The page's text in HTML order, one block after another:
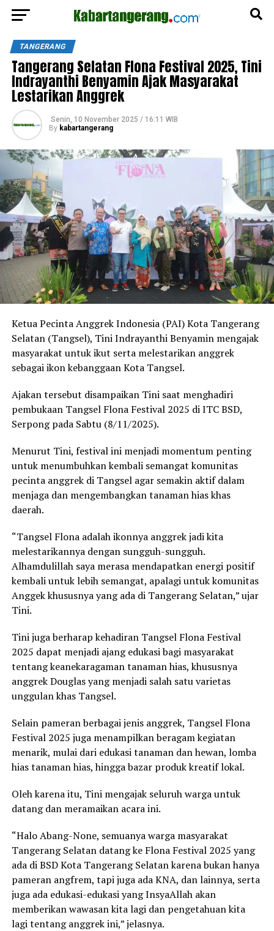
TANGERANG
Tangerang Selatan Flona Festival 2025, Tini
Indrayanthi Benyamin Ajak Masyarakat
Lestarikan Anggrek
Senin, 10 November 2025 / 16:11 WIB
By kabartangerang
Ketua Pecinta Anggrek Indonesia (PAI) Kota Tangerang
Selatan (Tangsel), Tini Indrayanthi Benyamin mengajak
masyarakat untuk ikut serta melestarikan anggrek
sebagai ikon kebanggaan Kota Tangsel.
Ajakan tersebut disampaikan Tini saat menghadiri
pembukaan Tangsel Flona Festival 2025 di ITC BSD,
Serpong pada Sabtu (8/11/2025).
Menurut Tini, festival ini menjadi momentum penting
untuk menumbuhkan kembali semangat komunitas
pecinta anggrek di Tangsel agar semakin aktif dalam
menjaga dan mengembangkan tanaman hias khas
daerah.
“Tangsel Flona adalah ikonnya anggrek jadi kita
melestarikannya dengan sungguh-sungguh.
Alhamdulillah saya merasa mendapatkan energi positif
kembali untuk lebih semangat, apalagi untuk komunitas
Anggek khususnya yang ada di Tangerang Selatan,” ujar
Tini.
Tini juga berharap kehadiran Tangsel Flona Festival
2025 dapat menjadi ajang edukasi bagi masyarakat
tentang keanekaragaman tanaman hias, khususnya
anggrek Douglas yang menjadi salah satu varietas
unggulan khas Tangsel.
Selain pameran berbagai jenis anggrek, Tangsel Flona
Festival 2025 juga menampilkan beragam kegiatan
menarik, mulai dari edukasi tanaman dan hewan, lomba
hias tanaman hias, hingga bazar produk kreatif lokal.
Oleh karena itu, Tini mengajak seluruh warga untuk
datang dan meramaikan acara ini.
“Halo Abang-None, semuanya warga masyarakat
Tangerang Selatan datang ke Flona Festival 2025 yang
ada di BSD Kota Tangerang Selatan karena bukan hanya
pameran angfrem, tapi juga ada KNA, dan lainnya, serta
juga ada edukasi-edukasi yang InsyaAllah akan
memberikan wawasan kita lagi dan pengetahuan kita
lagi tentang anggrek ini,” jelasnya.